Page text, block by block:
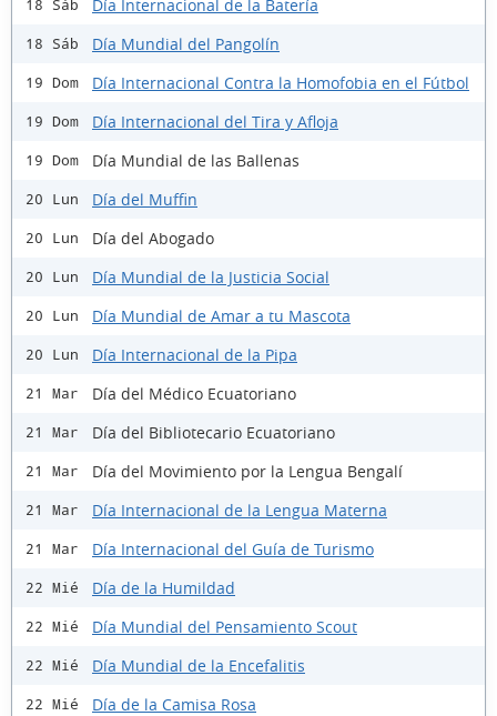
18 Sáb Día Internacional de la Batería
18 Sáb Día Mundial del Pangolín
19 Dom Día Internacional Contra la Homofobia en el Fútbol
19 Dom Día Internacional del Tira y Afloja
19 Dom Día Mundial de las Ballenas
20 Lun Día del Muffin
20 Lun Día del Abogado
20 Lun Día Mundial de la Justicia Social
20 Lun Día Mundial de Amar a tu Mascota
20 Lun Día Internacional de la Pipa
21 Mar Día del Médico Ecuatoriano
21 Mar Día del Bibliotecario Ecuatoriano
21 Mar Día del Movimiento por la Lengua Bengalí
21 Mar Día Internacional de la Lengua Materna
21 Mar Día Internacional del Guía de Turismo
22 Mié Día de la Humildad
22 Mié Día Mundial del Pensamiento Scout
22 Mié Día Mundial de la Encefalitis
22 Mié Día de la Camisa Rosa